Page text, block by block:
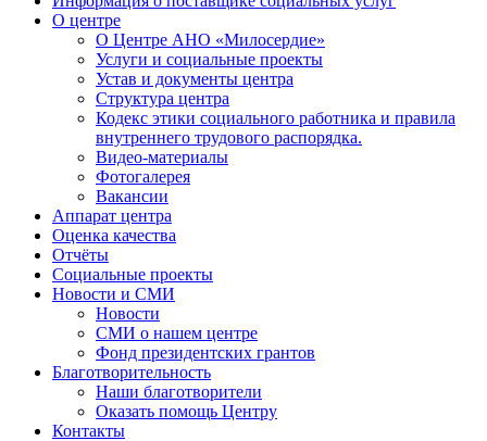
О центре
О Центре АНО «Милосердие»
Услуги и социальные проекты
Устав и документы центра
Структура центра
Кодекс этики социального работника и правила
внутреннего трудового распорядка.
Видео-материалы
Фотогалерея
Вакансии
Аппарат центра
Оценка качества
Отчёты
Социальные проекты
Новости и СМИ
Новости
СМИ о нашем центре
Фонд президентских грантов
Благотворительность
Наши благотворители
Оказать помощь Центру
Контакты